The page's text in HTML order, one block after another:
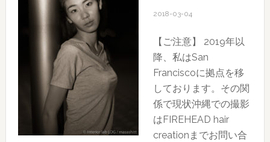
2018-03-04
【ご注意】 2019年以
降、私はSan
Franciscoに拠点を移
しております。その関
係で現状沖縄での撮影
はFIREHEAD hair
creationまでお問い合